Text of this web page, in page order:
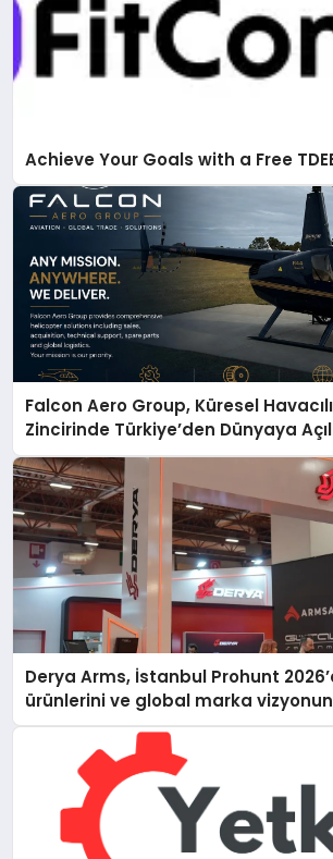
Achieve Your Goals with a Free
Falcon Aero Group, Küresel
Zincirinde Türkiye’den Dünyaya
Derya Arms, İstanbul Prohunt
ürünlerini ve global marka